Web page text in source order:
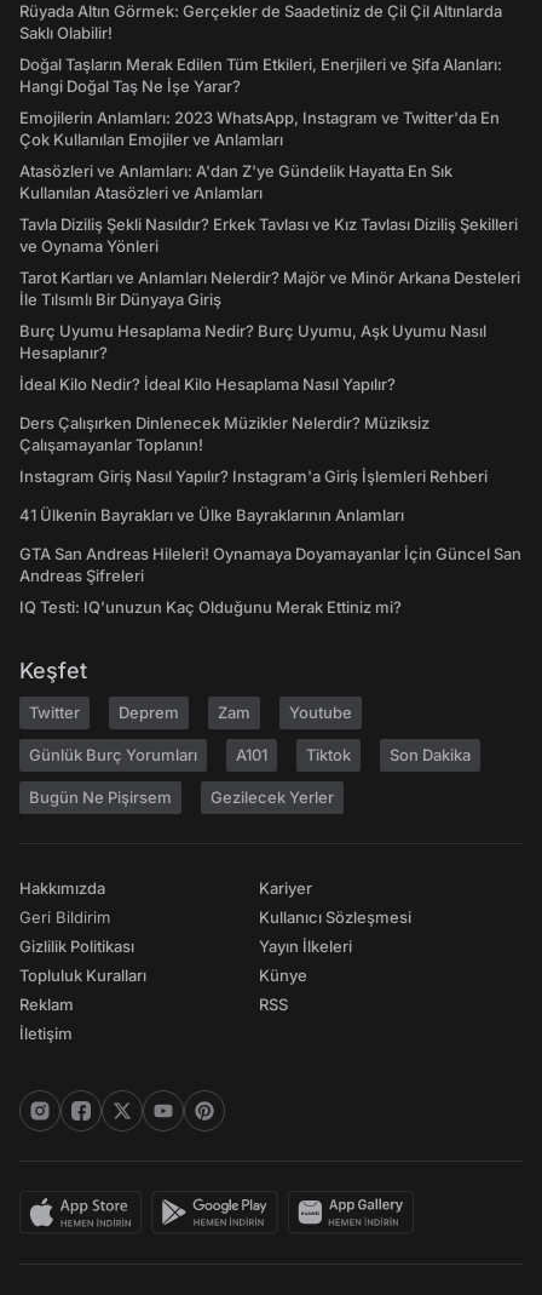
Rüyada Altın Görmek: Gerçekler de Saadetiniz de Çil Çil Altınlarda
Saklı Olabilir!
Doğal Taşların Merak Edilen Tüm Etkileri, Enerjileri ve Şifa Alanları:
Hangi Doğal Taş Ne İşe Yarar?
Emojilerin Anlamları: 2023 WhatsApp, Instagram ve Twitter'da En
Çok Kullanılan Emojiler ve Anlamları
Atasözleri ve Anlamları: A'dan Z'ye Gündelik Hayatta En Sık
Kullanılan Atasözleri ve Anlamları
Tavla Diziliş Şekli Nasıldır? Erkek Tavlası ve Kız Tavlası Diziliş Şekilleri
ve Oynama Yönleri
Tarot Kartları ve Anlamları Nelerdir? Majör ve Minör Arkana Desteleri
İle Tılsımlı Bir Dünyaya Giriş
Burç Uyumu Hesaplama Nedir? Burç Uyumu, Aşk Uyumu Nasıl
Hesaplanır?
İdeal Kilo Nedir? İdeal Kilo Hesaplama Nasıl Yapılır?
Ders Çalışırken Dinlenecek Müzikler Nelerdir? Müziksiz
Çalışamayanlar Toplanın!
Instagram Giriş Nasıl Yapılır? Instagram'a Giriş İşlemleri Rehberi
41 Ülkenin Bayrakları ve Ülke Bayraklarının Anlamları
GTA San Andreas Hileleri! Oynamaya Doyamayanlar İçin Güncel San
Andreas Şifreleri
IQ Testi: IQ'unuzun Kaç Olduğunu Merak Ettiniz mi?
Keşfet
Twitter Deprem Zam Youtube
Günlük Burç Yorumları A101 Tiktok Son Dakika
Bugün Ne Pişirsem Gezilecek Yerler
Hakkımızda
Geri Bildirim
Gizlilik Politikası
Topluluk Kuralları
Reklam
İletişim
Kariyer
Kullanıcı Sözleşmesi
Yayın İlkeleri
Künye
RSS